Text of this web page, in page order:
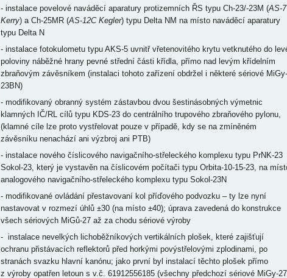
- instalace povelové naváděcí aparatury protizemních ŘS typu Ch-23/-23M (AS-7
Kerry) a Ch-25MR (AS-12C Kegler) typu Delta NM na místo naváděcí aparatury
typu Delta N
- instalace fotokulometu typu AKS-5 uvnitř vřetenovitého krytu vetknutého do
poloviny náběžné hrany pevné střední části křídla, přímo nad levým křídelním
zbraňovým závěsníkem (instalaci tohoto zařízení obdržel i některé sériové MiGy-
23BN)
- modifikovaný obranný systém zástavbou dvou šestinásobných výmetnic
klamných IČ/RL cílů typu KDS-23 do centrálního trupového zbraňového pylonu,
(klamné cíle lze proto vystřelovat pouze v případě, kdy se na zmíněném
závěsníku nenachází ani výzbroj ani PTB)
- instalace nového číslicového navigačního-střeleckého komplexu typu PrNK-23
Sokol-23, který je vystavěn na číslicovém počítači typu Orbita-10-15-23, na
analogového navigačního-střeleckého komplexu typu Sokol-23N
- modifikované ovládání přestavovaní kol příďového podvozku – ty lze nyní
nastavovat v rozmezí úhlů ±30 (na místo ±40); úprava zavedená do konstrukce
všech sériových MiGů-27 až za chodu sériové výroby
- instalace nevelkých lichoběžníkových vertikálních plošek, které zajišťují
ochranu přistávacích reflektorů před horkými povýstřelovými zplodinami, po
stranách svazku hlavní kanónu; jako první byl instalací těchto plošek přímo
z výroby opatřen letoun s v.č. 61912556185 (všechny předchozí sériové MiGy-27